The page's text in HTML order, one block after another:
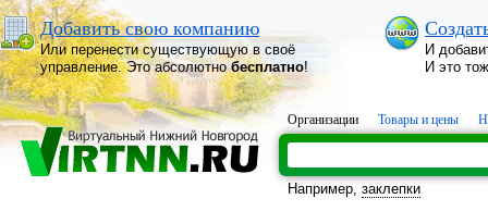
Добавить свою компанию
Или перенести существующую в своё
управление. Это абсолютнобесплатно!
И
И это
Организации Товары и цены
Например, заклепки